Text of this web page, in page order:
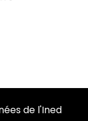
de l'Ined